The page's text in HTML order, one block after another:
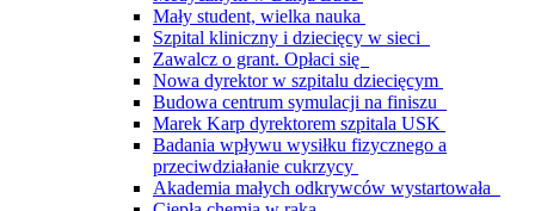
Mały student, wielka nauka
Szpital kliniczny i dziecięcy w sieci
Zawalcz o grant. Opłaci się
Nowa dyrektor w szpitalu dziecięcym
Budowa centrum symulacji na finiszu
Marek Karp dyrektorem szpitala USK
Badania wpływu wysiłku fizycznego a
przeciwdziałanie cukrzycy
Akademia małych odkrywców wystartowała